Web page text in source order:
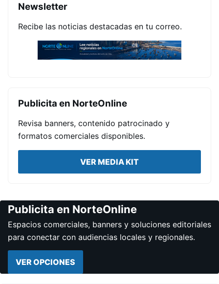
Newsletter
Recibe las noticias destacadas en tu correo.
Publicita en NorteOnline
Revisa banners, contenido patrocinado y
formatos comerciales disponibles.
VER MEDIA KIT
Publicita en NorteOnline
Espacios comerciales, banners y soluciones editoriales
para conectar con audiencias locales y regionales.
VER OPCIONES